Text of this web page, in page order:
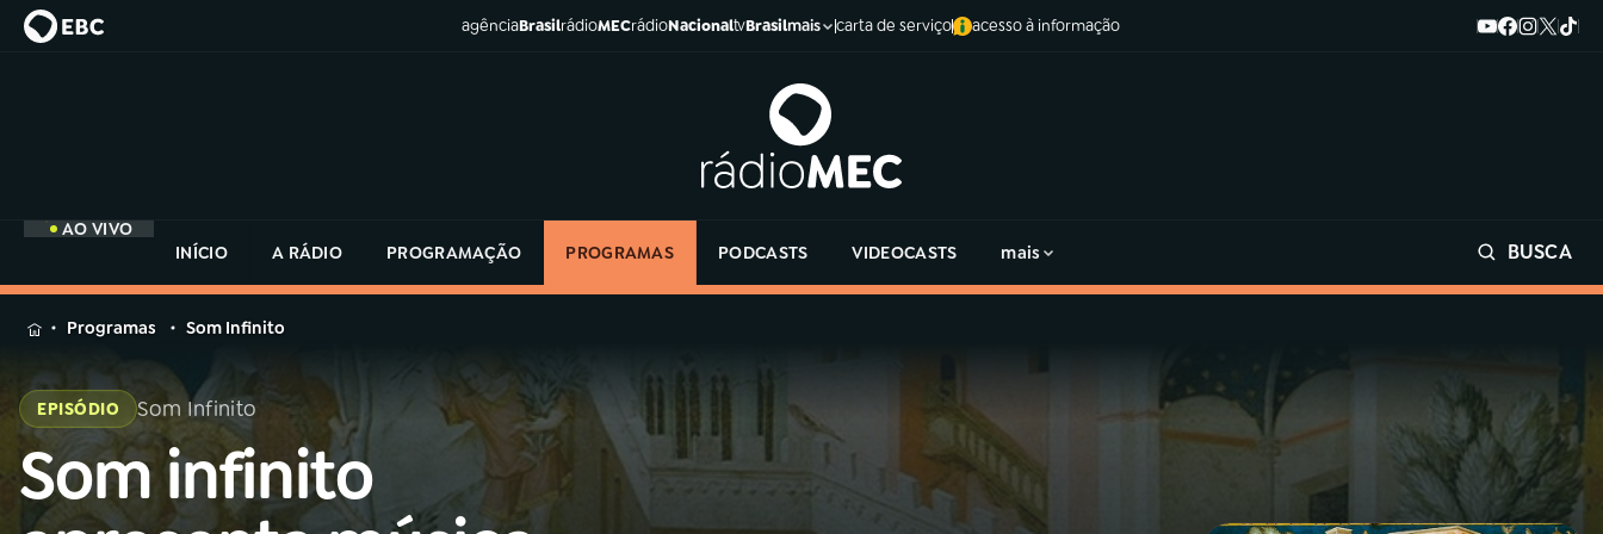
agênciaBrasilrádioMECrádioNacionaltvBrasilmais carta de serviço acesso à informação
AO VIVO
INÍCIO
A RÁDIO PROGRAMAÇÃO PROGRAMAS PODCASTS VIDEOCASTS mais BUSCA
MENU
Buscar
na
Rádio
AO VIVO
na
Rádio
MEC
Programas Som Infinito
EPISÓDIO Som Infinito
Som infinito